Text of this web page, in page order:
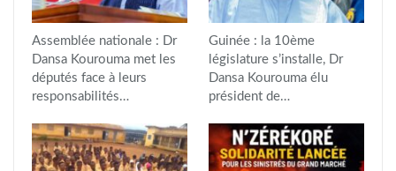
Assemblée nationale : Dr
Dansa Kourouma met les
députés face à leurs
responsabilités…
Guinée : la 10ème
législature s’installe, Dr
Dansa Kourouma élu
président de…